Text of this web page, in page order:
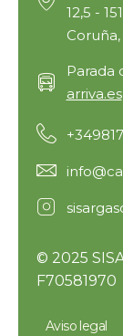
12,5 -
Parada
arriva.es
© 2025
F70581970
Aviso legal